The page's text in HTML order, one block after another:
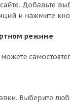
Добавьте
и нажмите
режиме
Выберите